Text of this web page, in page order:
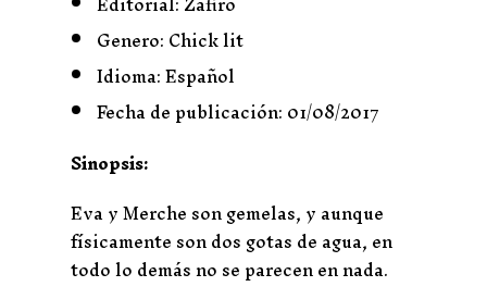
Genero: Chick lit
Idioma: Español
Fecha de publicación: 01/08/2017
Sinopsis:
Eva y Merche son gemelas, y aunque
físicamente son dos gotas de agua, en
todo lo demás no se parecen en nada.